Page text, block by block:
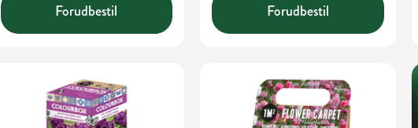
Forudbestil Forudbestil